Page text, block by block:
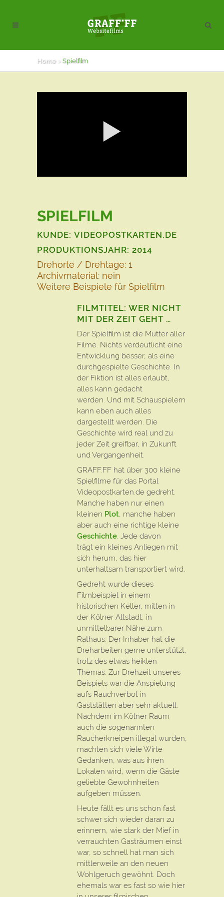
Home> Spielfilm
SPIELFILM
KUNDE: VIDEOPOSTKARTEN.DE
PRODUKTIONSJAHR: 2014
Drehorte / Drehtage: 1
Archivmaterial: nein
Weitere Beispiele für Spielfilm
FILMTITEL: WER NICHT
MIT DER ZEIT GEHT …
Der Spielfilm ist die Mutter aller
Filme. Nichts verdeutlicht eine
Entwicklung besser, als eine
durchgespielte Geschichte. In
der Fiktion ist alles erlaubt,
alles kann gedacht
werden. Und mit Schauspielern
kann eben auch alles
dargestellt werden. Die
Geschichte wird real und zu
jeder Zeit greifbar, in Zukunft
und Vergangenheit.
GRAFF.FF hat über 300 kleine
Spielfilme für das Portal
Videopostkarten.de gedreht.
Manche haben nur einen
kleinen Plot, manche haben
aber auch eine richtige kleine
Geschichte. Jede davon
trägt ein kleines Anliegen mit
sich herum, das hier
unterhaltsam transportiert wird.
Gedreht wurde dieses
Filmbeispiel in einem
historischen Keller, mitten in
der Kölner Altstadt, in
unmittelbarer Nähe zum
Rathaus. Der Inhaber hat die
Dreharbeiten gerne unterstützt,
trotz des etwas heiklen
Themas. Zur Drehzeit unseres
Beispiels war die Anspielung
aufs Rauchverbot in
Gaststätten aber sehr aktuell.
Nachdem im Kölner Raum
auch die sogenannten
Raucherkneipen illegal wurden,
machten sich viele Wirte
Gedanken, was aus ihren
Lokalen wird, wenn die Gäste
geliebte Gewohnheiten
aufgeben müssen.
Heute fällt es uns schon fast
schwer sich wieder daran zu
erinnern, wie stark der Mief in
verrauchten Gasträumen einst
war, so schnell hat man sich
mittlerweile an den neuen
Wohlgeruch gewöhnt. Doch
ehemals war es fast so wie hier